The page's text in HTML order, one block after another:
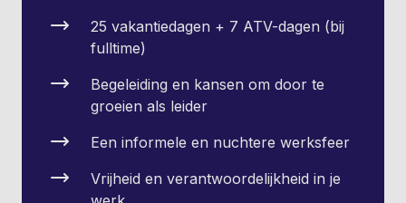
25 vakantiedagen + 7 ATV-dagen (bij
fulltime)
Begeleiding en kansen om door te
groeien als leider
Een informele en nuchtere werksfeer
Vrijheid en verantwoordelijkheid in je